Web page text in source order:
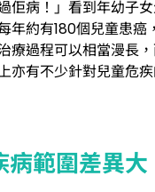
過佢病！」看到年幼子
年約有180個兒童患
療過程可以相當漫長
亦有不少針對兒童危
病範圍差異大